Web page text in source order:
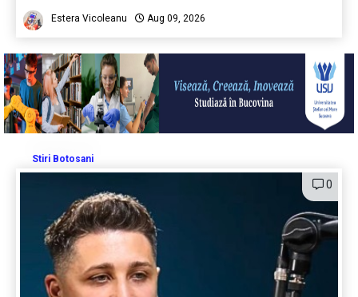
Estera Vicoleanu Aug 09, 2026
Stiri Botosani
0